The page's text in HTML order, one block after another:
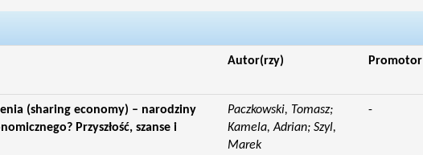
Autor(rzy) Promotor
(sharing economy) – narodziny
Przyszłość, szanse i
Paczkowski, Tomasz;
Kamela, Adrian; Szyl,
Marek
-